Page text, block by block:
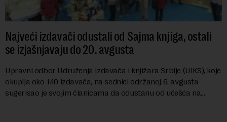
Najveći izdavači odustali od Sajma knjiga, ostali
se izjašnjavaju do 20. avgusta
Upravni odbor Udruženja izdavača i knjižara Srbije (UIKS), koje
okuplja oko 140 izdavača, na sednici održanoj 6. avgusta
sugerisao je svojim članicama da odustanu od učešća na